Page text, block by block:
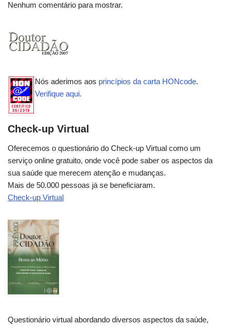
Nenhum comentário para mostrar.
Nós aderimos aos princípios da carta HONcode.
Verifique aqui.
Check-up Virtual
Oferecemos o questionário do Check-up Virtual como um
serviço online gratuito, onde você pode saber os aspectos da
sua saúde que merecem atenção e mudanças.
Mais de 50.000 pessoas já se beneficiaram.
Check-up Virtual
Questionário virtual abordando diversos aspectos da saúde,